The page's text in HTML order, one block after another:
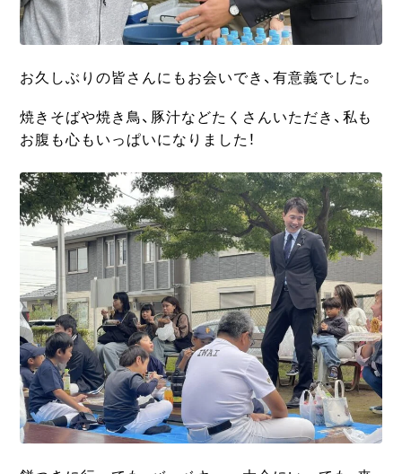
お久しぶりの皆さんにもお会いでき、有意義でした。
焼きそばや焼き鳥、豚汁などたくさんいただき、私も
お腹も心もいっぱいになりました！